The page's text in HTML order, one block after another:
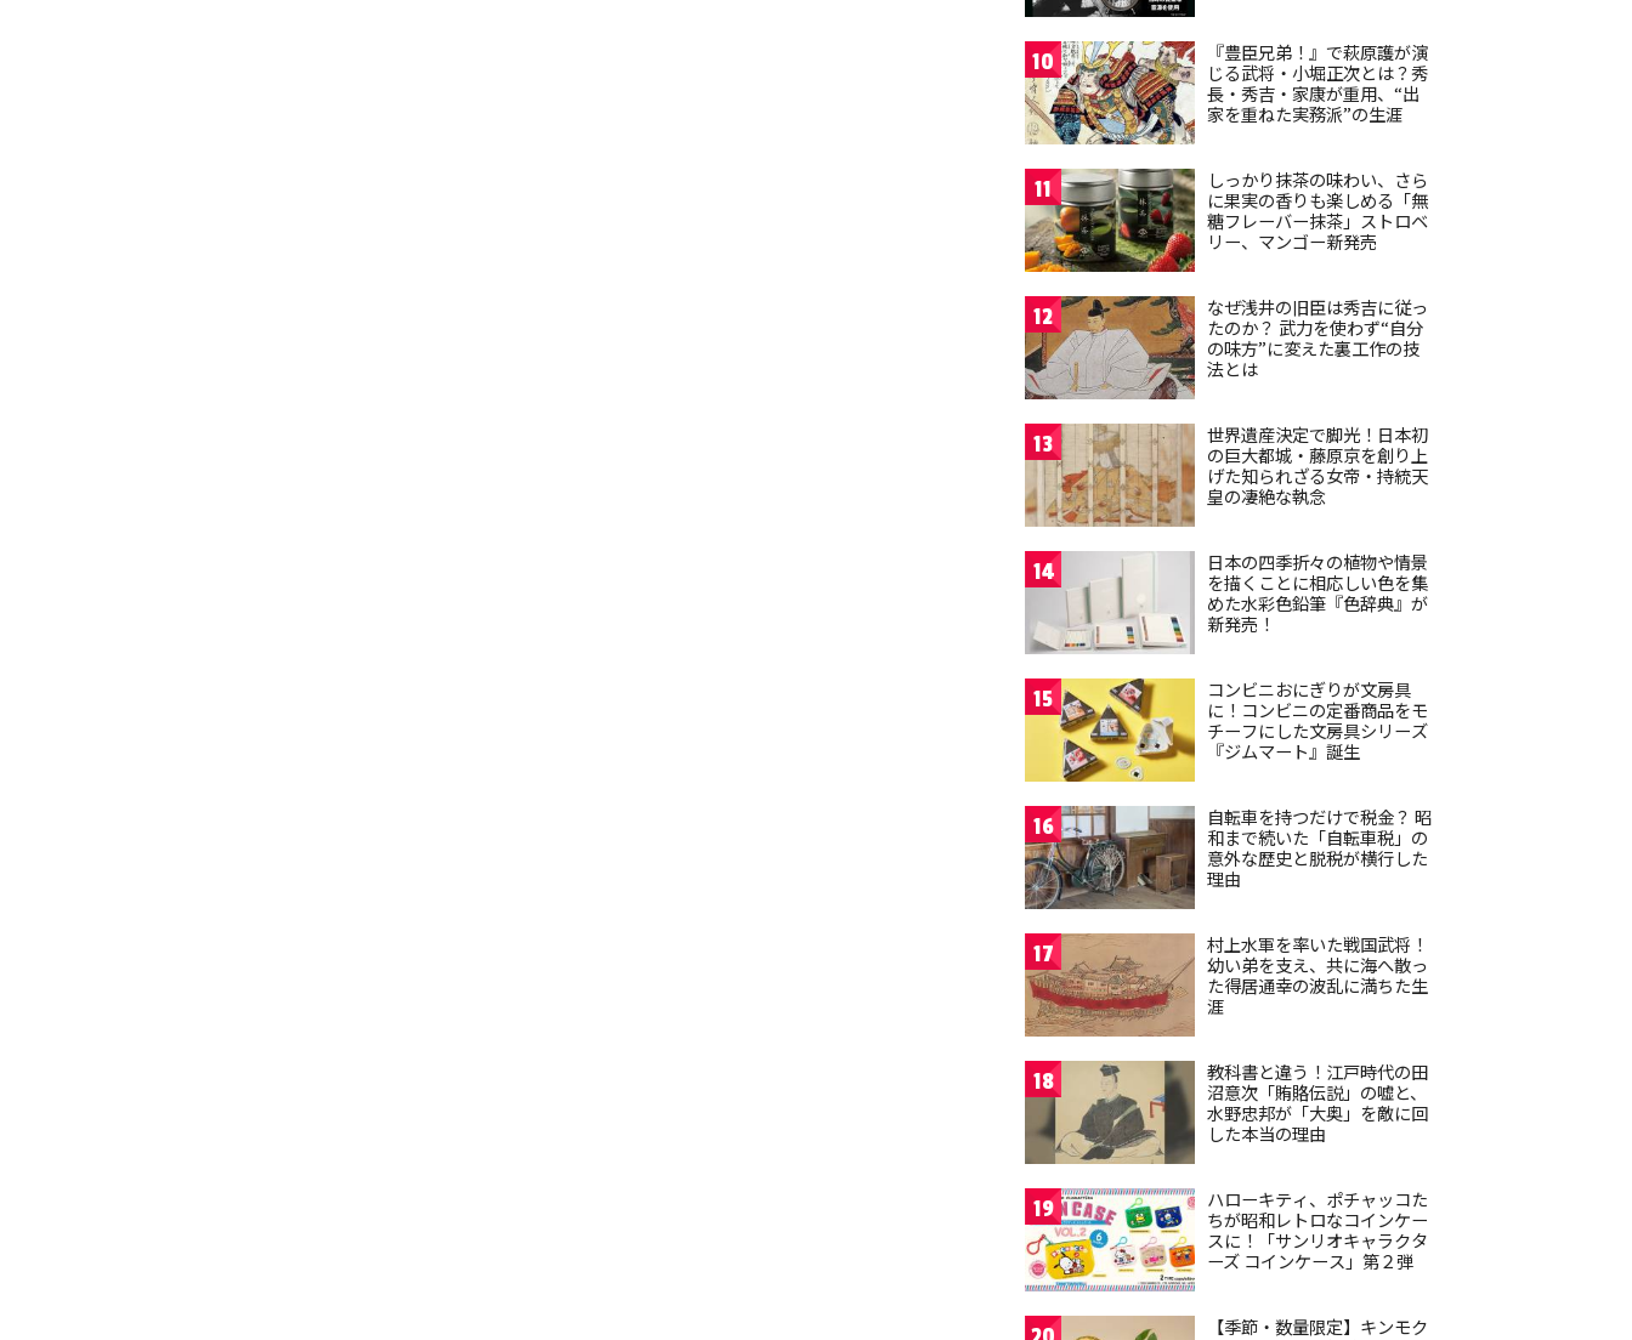
10
『豊臣兄弟！』で萩原護が演
じる武将・小堀正次とは？秀
長・秀吉・家康が重用、“出
家を重ねた実務派”の生涯
11
しっかり抹茶の味わい、さら
に果実の香りも楽しめる「無
糖フレーバー抹茶」ストロベ
リー、マンゴー新発売
12
なぜ浅井の旧臣は秀吉に従っ
たのか？ 武力を使わず“自分
の味方”に変えた裏工作の技
法とは
13
世界遺産決定で脚光！日本初
の巨大都城・藤原京を創り上
げた知られざる女帝・持統天
皇の凄絶な執念
14
日本の四季折々の植物や情景
を描くことに相応しい色を集
めた水彩色鉛筆『色辞典』が
新発売！
15
コンビニおにぎりが文房具
に！コンビニの定番商品をモ
チーフにした文房具シリーズ
『ジムマート』誕生
16
自転車を持つだけで税金？ 昭
和まで続いた「自転車税」の
意外な歴史と脱税が横行した
理由
17
村上水軍を率いた戦国武将！
幼い弟を支え、共に海へ散っ
た得居通幸の波乱に満ちた生
涯
18
教科書と違う！江戸時代の田
沼意次「賄賂伝説」の嘘と、
水野忠邦が「大奥」を敵に回
した本当の理由
19
ハローキティ、ポチャッコた
ちが昭和レトロなコインケー
スに！「サンリオキャラクタ
ーズ コインケース」第２弾
【季節・数量限定】キンモク